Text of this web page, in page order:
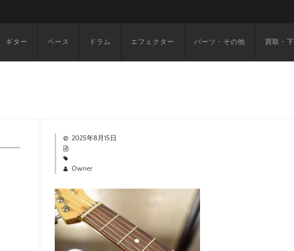
ギター ベース ドラム エフェクター パーツ・その他 買取・
2025年8月15日
Owner